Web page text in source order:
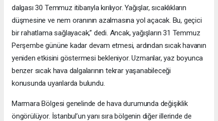
dalgası 30 Temmuz itibarıyla kırılıyor. Yağışlar, sıcaklıkların
düşmesine ve nem oranının azalmasına yol açacak. Bu, geçici
bir rahatlama sağlayacak,” dedi. Ancak, yağışların 31 Temmuz
Perşembe gününe kadar devam etmesi, ardından sıcak havanın
yeniden etkisini göstermesi bekleniyor. Uzmanlar, yaz boyunca
benzer sıcak hava dalgalarının tekrar yaşanabileceği
konusunda uyarılarda bulundu.
Marmara Bölgesi genelinde de hava durumunda değişiklik
öngörülüyor. İstanbul’un yanı sıra bölgenin diğer illerinde de